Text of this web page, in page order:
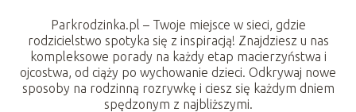
Parkrodzinka.pl – Twoje miejsce w sieci, gdzie
rodzicielstwo spotyka się z inspiracją! Znajdziesz u nas
kompleksowe porady na każdy etap macierzyństwa i
ojcostwa, od ciąży po wychowanie dzieci. Odkrywaj nowe
sposoby na rodzinną rozrywkę i ciesz się każdym dniem
spędzonym z najbliższymi.